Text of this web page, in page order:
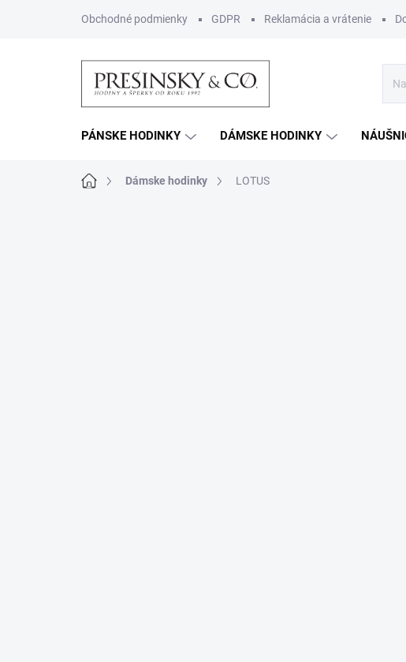
Obchodné podmienky GDPR Reklamácia a vrátenie
PÁNSKE HODINKY DÁMSKE HODINKY
DomovDámske hodinky LOTUS